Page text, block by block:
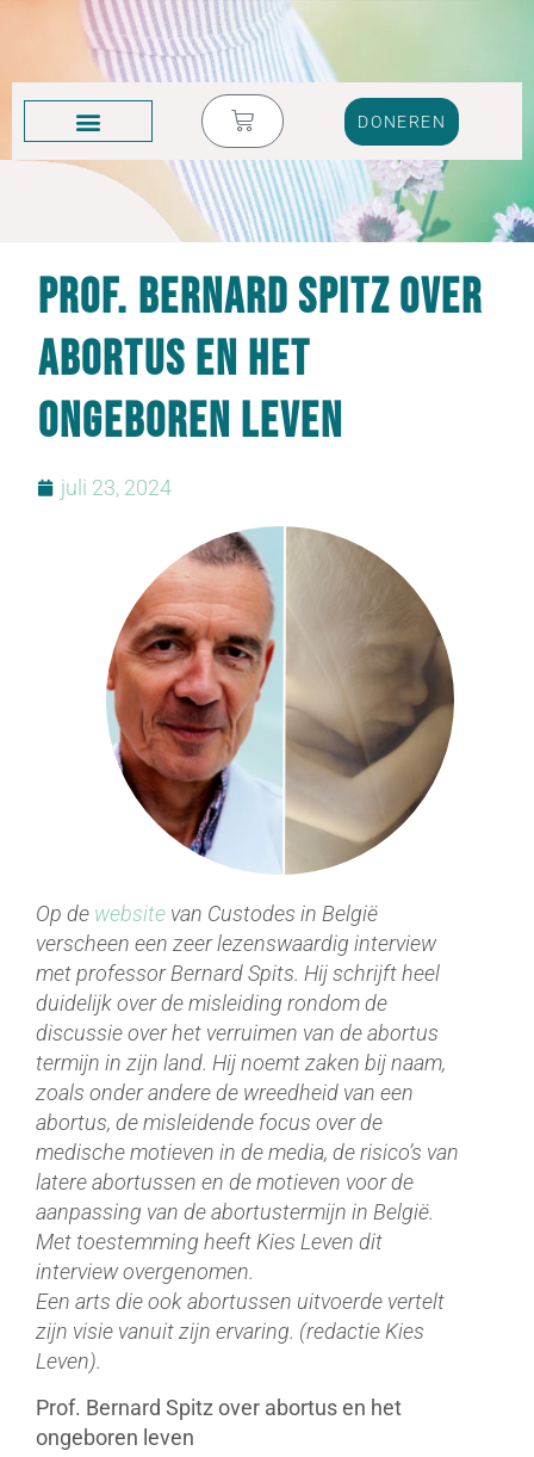
DONEREN
Prof. Bernard Spitz over
abortus en het
ongeboren leven
juli 23, 2024
Op de website van Custodes in België
verscheen een zeer lezenswaardig interview
met professor Bernard Spits. Hij schrijft heel
duidelijk over de misleiding rondom de
discussie over het verruimen van de abortus
termijn in zijn land. Hij noemt zaken bij naam,
zoals onder andere de wreedheid van een
abortus, de misleidende focus over de
medische motieven in de media, de risico’s van
latere abortussen en de motieven voor de
aanpassing van de abortustermijn in België.
Met toestemming heeft Kies Leven dit
interview overgenomen.
Een arts die ook abortussen uitvoerde vertelt
zijn visie vanuit zijn ervaring. (redactie Kies
Leven).
Prof. Bernard Spitz over abortus en het
ongeboren leven